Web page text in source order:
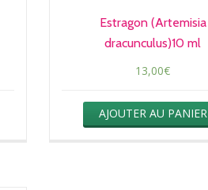
Estragon (Artemisia
dracunculus)10 ml
13,00€
AJOUTER AU PANIER